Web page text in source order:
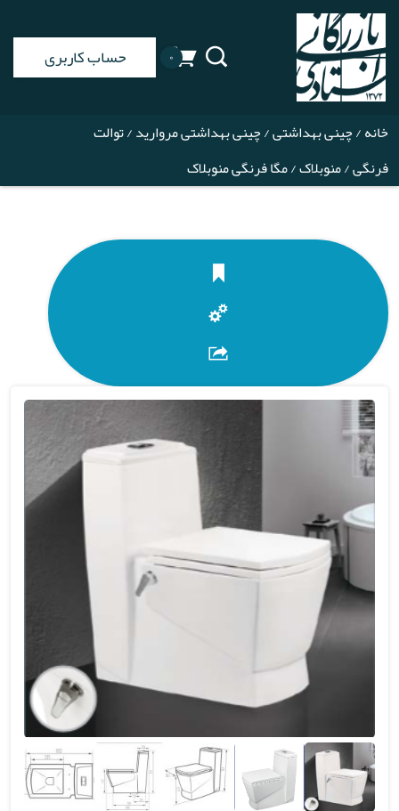
۰ حساب کاربری
خانه/چینی بهداشتی/چینی بهداشتی مروارید/توالت
فرنگی/منوبلاک/ مگا فرنگی منوبلاک